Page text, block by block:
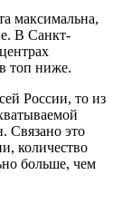
максимальна,
В Санкт-
топ ниже.
России, то из
Связано это
количество
больше, чем